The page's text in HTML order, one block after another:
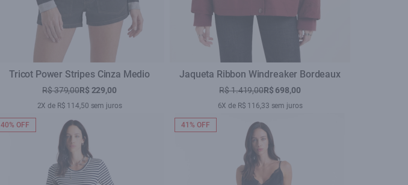
Tricot Power Stripes Cinza Medio
R$ 379,00R$ 229,00
2X de R$ 114,50 sem juros
Jaqueta Ribbon Windreaker Bordeaux
R$ 1.419,00R$ 698,00
6X de R$ 116,33 sem juros
40% OFF 41% OFF